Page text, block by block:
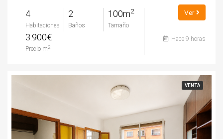
4
Habitaciones
2
Baños
100m2
Tamaño
3.900€
Precio m 2
Ver
Hace 9 horas
VENTA